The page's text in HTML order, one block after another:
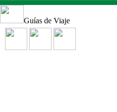
Guías de Viaje